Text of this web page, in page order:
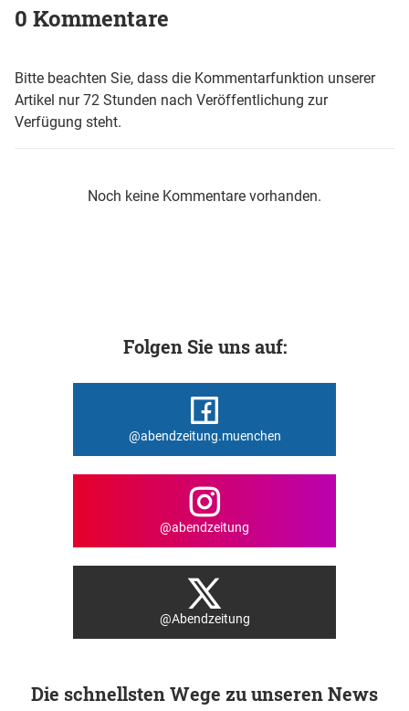
0 Kommentare
Bitte beachten Sie, dass die Kommentarfunktion unserer
Artikel nur 72 Stunden nach Veröffentlichung zur
Verfügung steht.
Noch keine Kommentare vorhanden.
Folgen Sie uns auf:
@abendzeitung.muenchen
@abendzeitung
@Abendzeitung
Die schnellsten Wege zu unseren News